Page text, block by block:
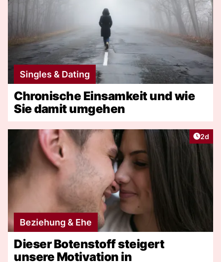
Singles & Dating
Chronische Einsamkeit und wie
Sie damit umgehen
2d
Beziehung & Ehe
Dieser Botenstoff steigert
unsere Motivation in